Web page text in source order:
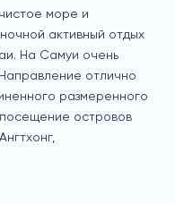
море и
активный отдых
На Самуи очень
отлично
размеренного
посещение островов